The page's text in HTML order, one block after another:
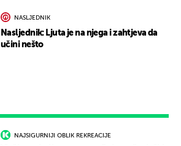
NAJSIGURNIJI OBLIK REKREACIJE
NASLJEDNIK
Nasljednik: Ljuta je na njega i zahtjeva da
učini nešto